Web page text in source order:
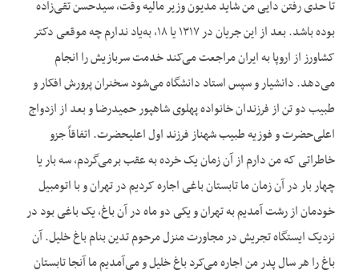
تا حدی رفتن دایی من شاید مدیون وزیر مالیه وقت، سیدحسن تقی‌زاده
بوده باشد. بعد از این جریان در ۱۳۱۷ یا ۱۸، به‌یاد ندارم چه موقعی دکتر
کشاورز از اروپا به ایران مراجعت می‌کند خدمت سربازیش را انجام
می‌دهد. دانشیار و سپس استاد دانشگاه می‌شود سخنران پرورش افکار و
طبیب دو تن از فرزندان خانواده پهلوی شاهپور حمیدرضا و بعد از ازدواج
اعلی‌حضرت و فوزیه طبیب شهناز فرزند اول اعلیحضرت. اتفاقاً جزو
خاطراتی که من دارم از آن زمان یک خرده به عقب برمی‌گردم، سه بار یا
چهار بار در آن زمان ما تابستان باغی اجاره کردیم در تهران و با اتومبیل
خودمان از رشت آمدیم به تهران و یکی دو ماه در آن باغ، یک باغی بود در
نزدیک ایستگاه تجریش در مجاورت منزل مرحوم تدین بنام باغ خلیل. آن
باغ را هر سال پدر من اجاره می‌کرد باغ خلیل و می‌آمدیم ما آنجا تابستان